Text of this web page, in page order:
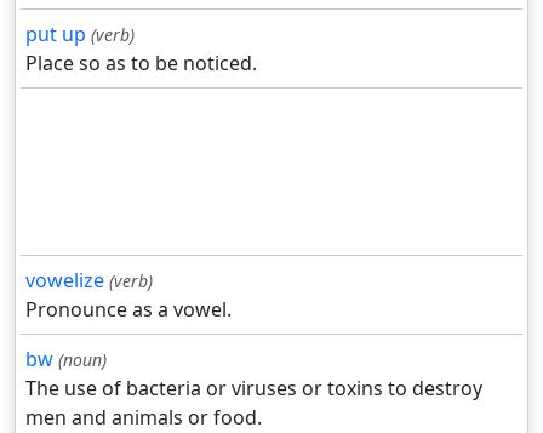
put up (verb)
Place so as to be noticed.
vowelize (verb)
Pronounce as a vowel.
bw (noun)
The use of bacteria or viruses or toxins to destroy
men and animals or food.